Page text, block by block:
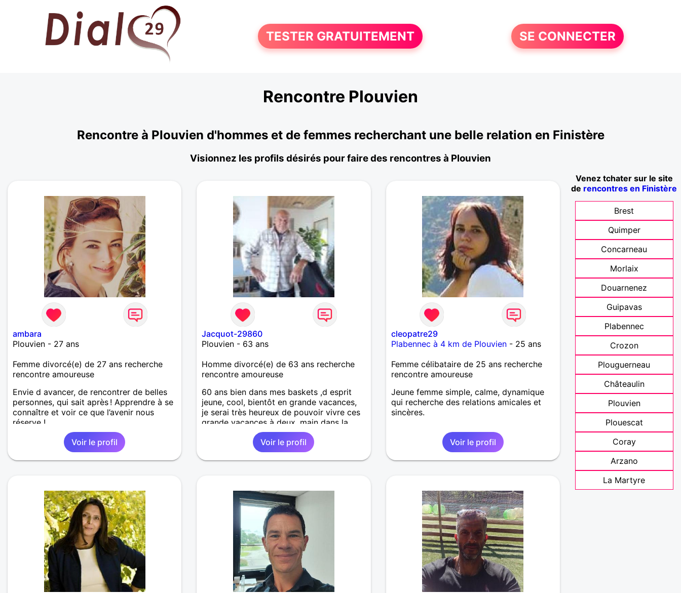
TESTER GRATUITEMENT SE CONNECTER
Rencontre Plouvien
Rencontre à Plouvien d'hommes et de femmes recherchant une belle relation en Finistère
Visionnez les profils désirés pour faire des rencontres à Plouvien
ambara
Plouvien - 27 ans
Femme divorcé(e) de 27 ans recherche
rencontre amoureuse
Envie d avancer, de rencontrer de belles
personnes, qui sait après ! Apprendre à se
connaître et voir ce que l’avenir nous
réserve !
Voir le profil
Jacquot-29860
Plouvien - 63 ans
Homme divorcé(e) de 63 ans recherche
rencontre amoureuse
60 ans bien dans mes baskets ,d esprit
jeune, cool, bientôt en grande vacances,
je serai très heureux de pouvoir vivre ces
grande vacances à deux, main dans la
main, la vie passe trop vite profitons
maintenant de cette belle ligne droite qu il
nous reste à faire mais la faire à deux ✌
Voir le profil
cleopatre29
Plabennec à 4 km de Plouvien- 25 ans
Femme célibataire de 25 ans recherche
rencontre amoureuse
Jeune femme simple, calme, dynamique
qui recherche des relations amicales et
sincères.
Voir le profil
Venez tchater sur le site
de rencontres en Finistère
Brest
Quimper
Concarneau
Morlaix
Douarnenez
Guipavas
Plabennec
Crozon
Plouguerneau
Châteaulin
Plouvien
Plouescat
Coray
Arzano
La Martyre